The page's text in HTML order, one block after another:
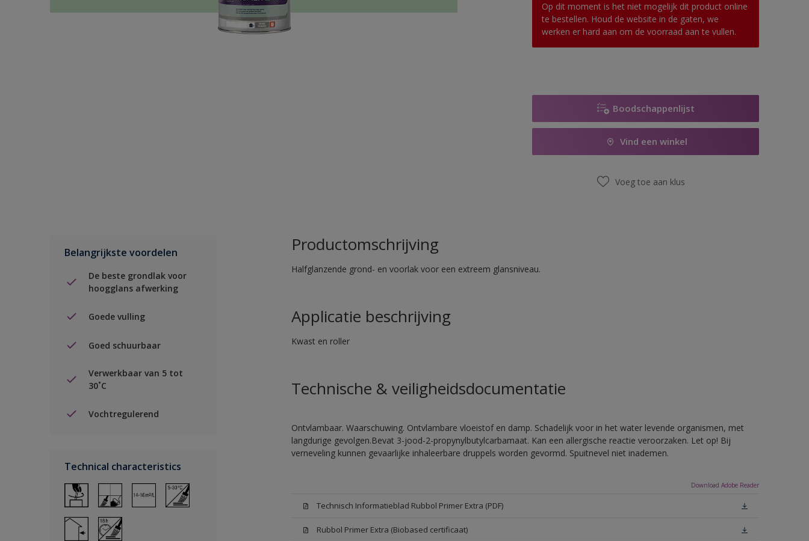
Op dit moment is het niet mogelijk dit product online
te bestellen. Houd de website in de gaten, we
werken er hard aan om de voorraad aan te vullen.
Boodschappenlijst
Vind een winkel
Voeg toe aan klus
Belangrijkste voordelen
De beste grondlak voor
hoogglans afwerking
Goede vulling
Goed schuurbaar
Verwerkbaar van 5 tot
30˚C
Vochtregulerend
Technical characteristics
Productomschrijving
Halfglanzende grond- en voorlak voor een extreem glansniveau.
Applicatie beschrijving
Kwast en roller
Technische & veiligheidsdocumentatie
Ontvlambaar. Waarschuwing. Ontvlambare vloeistof en damp. Schadelijk voor in het water levende organismen, met
langdurige gevolgen.Bevat 3-jood-2-propynylbutylcarbamaat. Kan een allergische reactie veroorzaken. Let op! Bij
verneveling kunnen gevaarlijke inhaleerbare druppels worden gevormd. Spuitnevel niet inademen.
Download Adobe Reader
Technisch Informatieblad Rubbol Primer Extra (PDF)
Rubbol Primer Extra (Biobased certificaat)